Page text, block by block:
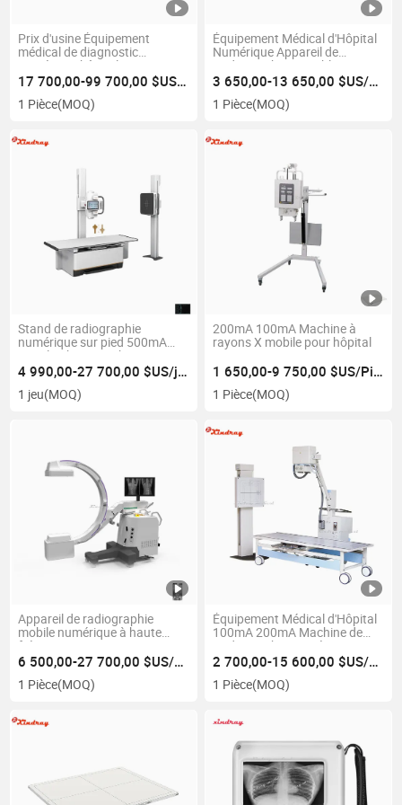
Prix d'usine Équipement
médical de diagnostic
numérique hôpital 16 32
Scanner CT à tranches
17 700,00-99 700,00 $US/Pièce
1 Pièce(MOQ)
Équipement Médical d'Hôpital
Numérique Appareil de
Radiographie Portable 100mA
200mA Machine de
Radiographie Mobile
3 650,00-13 650,00 $US/Pièce
1 Pièce(MOQ)
Stand de radiographie
numérique sur pied 500mA
pour la photographie
thoracique
4 990,00-27 700,00 $US/jeu
1 jeu(MOQ)
200mA 100mA Machine à
rayons X mobile pour hôpital
1 650,00-9 750,00 $US/Pièce
1 Pièce(MOQ)
Appareil de radiographie
mobile numérique à haute
fréquence C-Arm
6 500,00-27 700,00 $US/Pièce
1 Pièce(MOQ)
Équipement Médical d'Hôpital
100mA 200mA Machine de
Radiographie Numérique
Mobile
2 700,00-15 600,00 $US/Pièce
1 Pièce(MOQ)